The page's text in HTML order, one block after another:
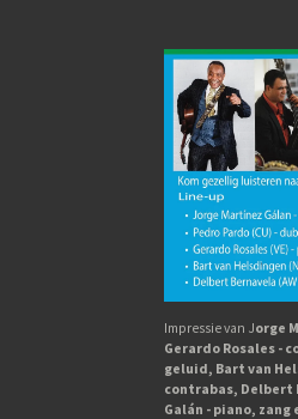
Impressie van Jorge
Gerardo Rosales -
geluid, Bart van
contrabas, Delbert
Galán - piano,